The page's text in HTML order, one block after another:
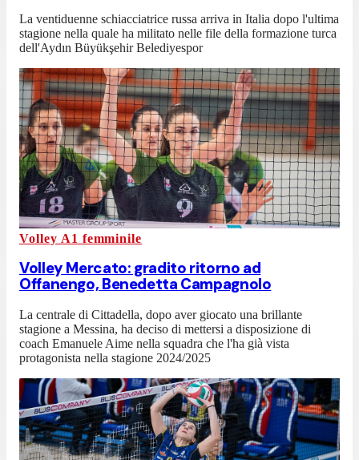
La ventiduenne schiacciatrice russa arriva in Italia dopo l'ultima
stagione nella quale ha militato nelle file della formazione turca
dell'Aydın Büyükşehir Belediyespor
Volley A1 femminile
Volley Mercato: gradito ritorno ad
Offanengo, Benedetta Campagnolo
La centrale di Cittadella, dopo aver giocato una brillante
stagione a Messina, ha deciso di mettersi a disposizione di
coach Emanuele Aime nella squadra che l'ha già vista
protagonista nella stagione 2024/2025